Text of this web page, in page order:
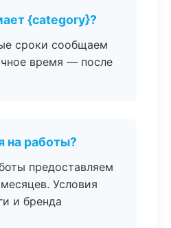
{category}?
сроки сообщаем
время — после
на работы?
предоставляем
Условия
и бренда